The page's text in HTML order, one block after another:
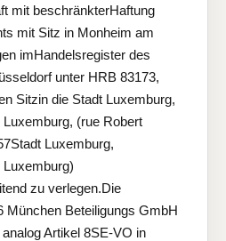
mit beschränkterHaftung
mit Sitz in Monheim am
imHandelsregister des
unter HRB 83173,
Sitzin die Stadt Luxemburg,
(rue Robert
Luxemburg,
zu verlegen.Die
München Beteiligungs GmbH
Artikel 8SE-VO in